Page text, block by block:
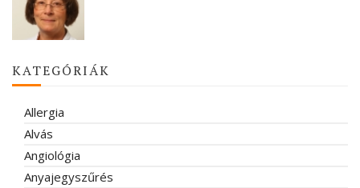
KATEGÓRIÁK
Allergia
Alvás
Angiológia
Anyajegyszűrés